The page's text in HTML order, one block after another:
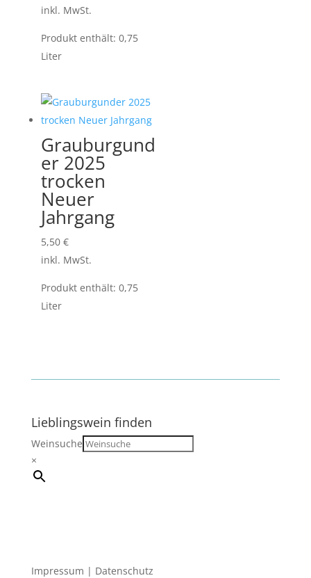
inkl. MwSt.
Produkt enthält: 0,75
Liter
Grauburgund
er 2025
trocken
Neuer
Jahrgang
5,50 €
inkl. MwSt.
Produkt enthält: 0,75
Liter
Lieblingswein finden
Weinsuche
×
Impressum | Datenschutz